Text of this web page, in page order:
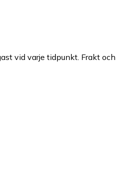
vid varje tidpunkt. Frakt